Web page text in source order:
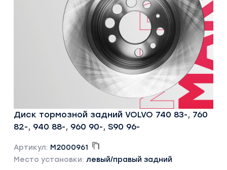
Диск тормозной задний VOLVO 740 83-, 760
82-, 940 88-, 960 90-, S90 96-
Артикул: M2000961
Место установки: левый/правый задний